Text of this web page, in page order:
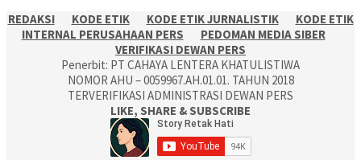
REDAKSI
KODE ETIK KODE ETIK JURNALISTIK
KODE ETIK
INTERNAL PERUSAHAAN PERS
PEDOMAN MEDIA SIBER
VERIFIKASI DEWAN PERS
Penerbit: PT CAHAYA LENTERA KHATULISTIWA
NOMOR AHU – 0059967.AH.01.01. TAHUN 2018
TERVERIFIKASI ADMINISTRASI DEWAN PERS
LIKE, SHARE & SUBSCRIBE